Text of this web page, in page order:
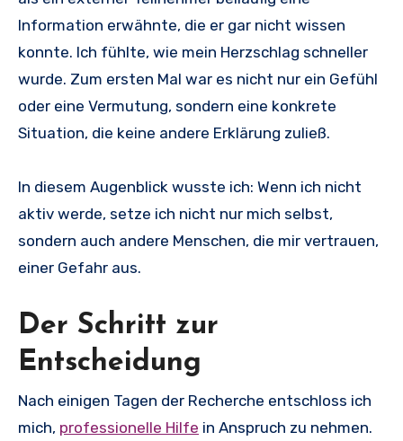
Information erwähnte, die er gar nicht wissen
konnte. Ich fühlte, wie mein Herzschlag schneller
wurde. Zum ersten Mal war es nicht nur ein Gefühl
oder eine Vermutung, sondern eine konkrete
Situation, die keine andere Erklärung zuließ.
In diesem Augenblick wusste ich: Wenn ich nicht
aktiv werde, setze ich nicht nur mich selbst,
sondern auch andere Menschen, die mir vertrauen,
einer Gefahr aus.
Der Schritt zur
Entscheidung
Nach einigen Tagen der Recherche entschloss ich
mich, professionelle Hilfe in Anspruch zu nehmen.